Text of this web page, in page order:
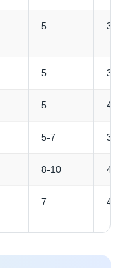
5 3-4
5 3
5 4
5-7 3-4
8-10 4-5
7 4-5